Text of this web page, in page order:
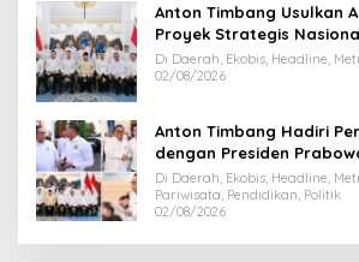
Anton Timbang Usulkan
Proyek Strategis
Di Daerah, Ekobis, Headline,
02/08/2026
Anton Timbang Hadiri
dengan Presiden
Majukan Ekonomi Sultra
Di Daerah, Ekobis, Headline,
Pariwisata, Pendidikan, Politik
02/08/2026